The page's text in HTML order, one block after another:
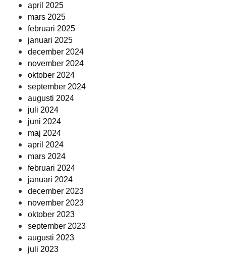
april 2025
mars 2025
februari 2025
januari 2025
december 2024
november 2024
oktober 2024
september 2024
augusti 2024
juli 2024
juni 2024
maj 2024
april 2024
mars 2024
februari 2024
januari 2024
december 2023
november 2023
oktober 2023
september 2023
augusti 2023
juli 2023